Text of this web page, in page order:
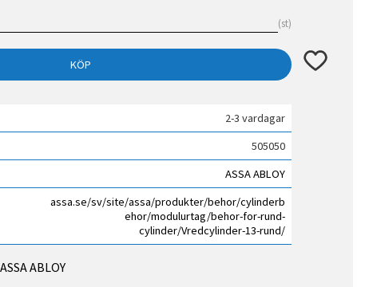
st
KÖP Lägg till i
2-3 vardagar
505050
ASSA ABLOY
assa.se/sv/site/assa/produkter/behor/cylinderb
ehor/modulurtag/behor-for-rund-
cylinder/Vredcylinder-13-rund/
ABLOY